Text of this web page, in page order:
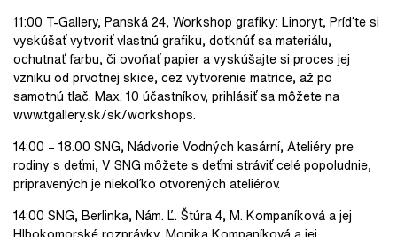
11:00 T-Gallery, Panská 24, Workshop grafiky: Linoryt, Príďte si
vyskúšať vytvoriť vlastnú grafiku, dotknúť sa materiálu,
ochutnať farbu, či ovoňať papier a vyskúšajte si proces jej
vzniku od prvotnej skice, cez vytvorenie matrice, až po
samotnú tlač. Max. 10 účastníkov, prihlásiť sa môžete na
www.tgallery.sk/sk/workshops.
14:00 – 18.00 SNG, Nádvorie Vodných kasární, Ateliéry pre
rodiny s deťmi, V SNG môžete s deťmi stráviť celé popoludnie,
pripravených je niekoľko otvorených ateliérov.
14:00 SNG, Berlinka, Nám. Ľ. Štúra 4, M. Kompaníková a jej